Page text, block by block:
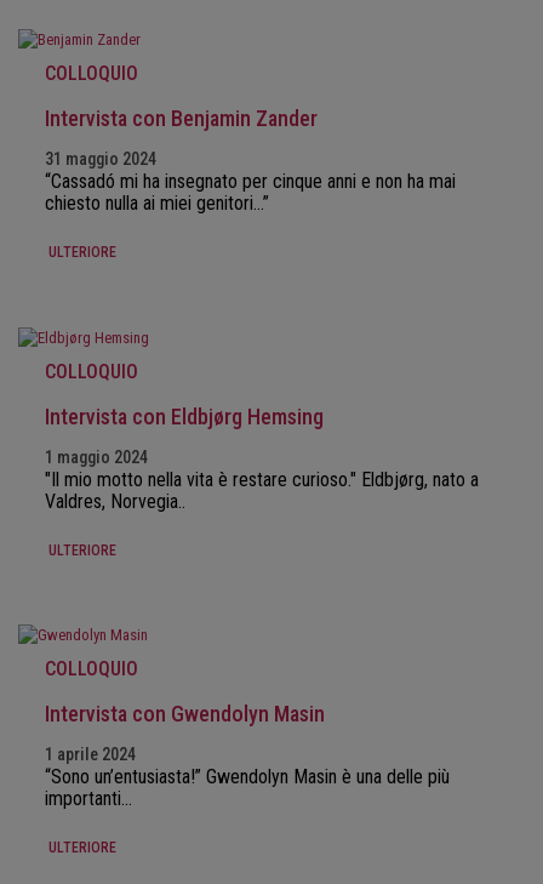
COLLOQUIO
Intervista con Benjamin Zander
31 maggio 2024
“Cassadó mi ha insegnato per cinque anni e non ha mai
chiesto nulla ai miei genitori…”
ULTERIORE
COLLOQUIO
Intervista con Eldbjørg Hemsing
1 maggio 2024
"Il mio motto nella vita è restare curioso." Eldbjørg, nato a
Valdres, Norvegia..
ULTERIORE
COLLOQUIO
Intervista con Gwendolyn Masin
1 aprile 2024
“Sono un’entusiasta!” Gwendolyn Masin è una delle più
importanti…
ULTERIORE